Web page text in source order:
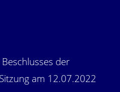
der
am 12.07.2022